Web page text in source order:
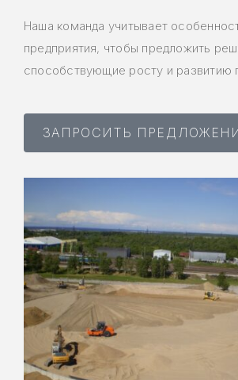
Наша команда учитывает
предприятия, чтобы предложить
способствующие росту и развитию
ЗАПРОСИТЬ